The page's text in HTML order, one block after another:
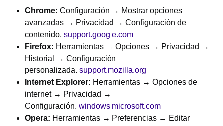
Chrome: Configuración → Mostrar opciones
avanzadas → Privacidad → Configuración de
contenido. support.google.com
Firefox: Herramientas → Opciones → Privacidad →
Historial → Configuración
personalizada. support.mozilla.org
Internet Explorer: Herramientas → Opciones de
internet → Privacidad →
Configuración. windows.microsoft.com
Opera: Herramientas → Preferencias → Editar